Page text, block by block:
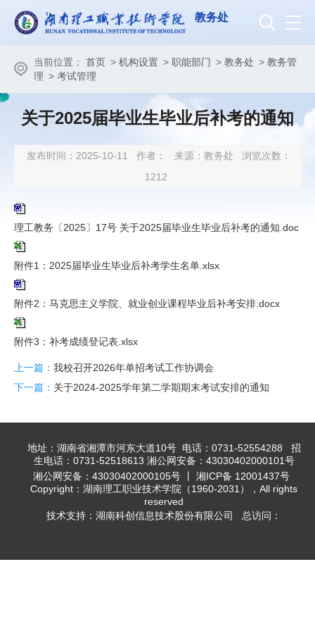
教务处
当前位置： 首页 > 机构设置 > 职能部门 > 教务处 > 教务管
理 > 考试管理
关于2025届毕业生毕业后补考的通知
发布时间：2025-10-11 作者： 来源：教务处
浏览次数：
1212
理工教务〔2025〕17号 关于2025届毕业生毕业后补考的通知.doc
附件1：2025届毕业生毕业后补考学生名单.xlsx
附件2：马克思主义学院、就业创业课程毕业后补考安排.docx
附件3：补考成绩登记表.xlsx
上一篇： 我校召开2026年单招考试工作协调会
下一篇： 关于2024-2025学年第二学期期末考试安排的通知
地址：湖南省湘潭市河东大道10号 电话：0731-52554288 招
生电话：0731-52518613 湘公网安备：43030402000101号
湘公网安备：43030402000105号 丨 湘ICP备 12001437号
Copyright：湖南理工职业技术学院（1960-2031），All rights
reserved
技术支持：湖南科创信息技术股份有限公司 总访问：